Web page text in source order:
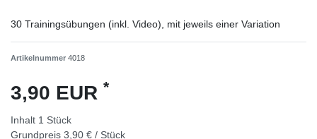
30 Trainingsübungen (inkl. Video), mit jeweils einer Variation
Artikelnummer 4018
3,90 EUR *
Inhalt 1 Stück
Grundpreis 3,90 € / Stück